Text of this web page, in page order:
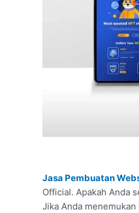
Jasa Pembuatan
Official. Apakah Anda
Jika Anda